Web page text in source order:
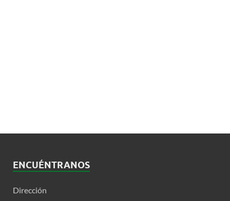
ENCUÉNTRANOS
Dirección